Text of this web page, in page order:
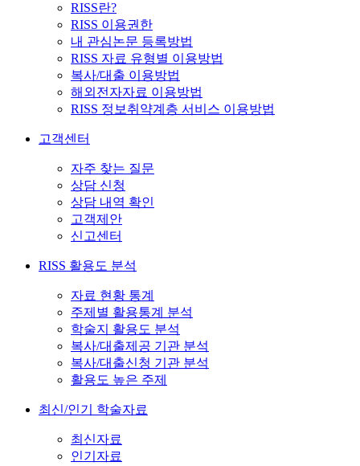
RISS란?
RISS 이용권한
내 관심논문 등록방법
RISS 자료 유형별 이용방법
복사/대출 이용방법
해외전자자료 이용방법
RISS 정보취약계층 서비스 이용방법
고객센터
자주 찾는 질문
상담 신청
상담 내역 확인
고객제안
신고센터
RISS 활용도 분석
자료 현황 통계
주제별 활용통계 분석
학술지 활용도 분석
복사/대출제공 기관 분석
복사/대출신청 기관 분석
활용도 높은 주제
최신/인기 학술자료
최신자료
인기자료